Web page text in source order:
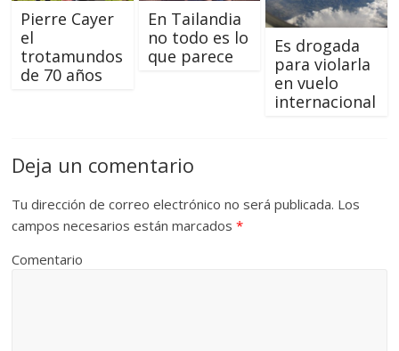
Pierre Cayer
el
trotamundos
de 70 años
En Tailandia
no todo es lo
que parece
Es drogada
para violarla
en vuelo
internacional
Deja un comentario
Tu dirección de correo electrónico no será publicada. Los
campos necesarios están marcados*
Comentario